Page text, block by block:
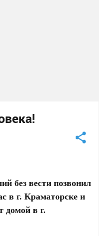
без вести позвонил
в г. Краматорске и
домой в г.